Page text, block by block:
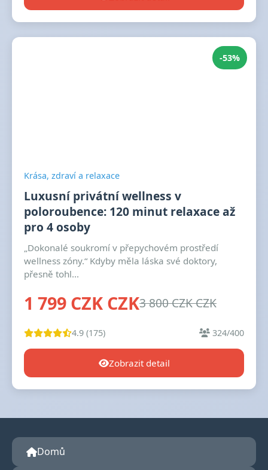
-53%
Krása, zdraví a relaxace
Luxusní privátní wellness v
poloroubence: 120 minut relaxace až
pro 4 osoby
„Dokonalé soukromí v přepychovém prostředí
wellness zóny.“ Kdyby měla láska své doktory,
přesně tohl...
1 799 CZK CZK3 800 CZK CZK
4.9 (175) 324/400
Zobrazit detail
Domů